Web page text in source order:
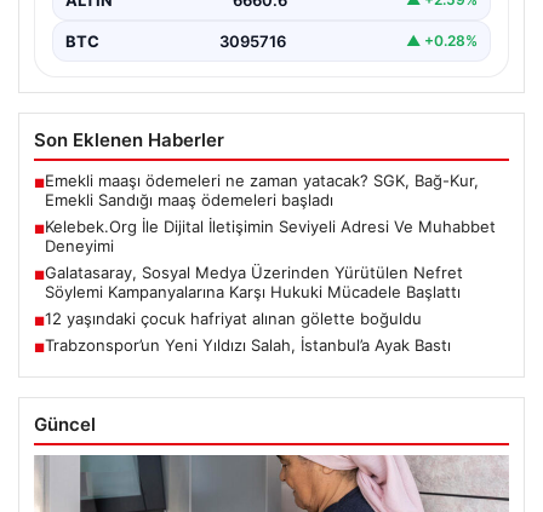
BTC 3095716 ▲ +0.28%
Son Eklenen Haberler
■Emekli maaşı ödemeleri ne zaman yatacak? SGK, Bağ-Kur,
Emekli Sandığı maaş ödemeleri başladı
■Kelebek.Org İle Dijital İletişimin Seviyeli Adresi Ve Muhabbet
Deneyimi
■Galatasaray, Sosyal Medya Üzerinden Yürütülen Nefret
Söylemi Kampanyalarına Karşı Hukuki Mücadele Başlattı
■12 yaşındaki çocuk hafriyat alınan gölette boğuldu
■Trabzonspor’un Yeni Yıldızı Salah, İstanbul’a Ayak Bastı
Güncel